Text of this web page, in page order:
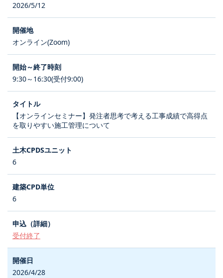
2026/5/12
オンライン(Zoom)
9:30～16:30(受付9:00)
【オンラインセミナー】発注者思考で考える工事成績で高得点
を取りやすい施工管理について
6
6
受付終了
2026/4/28